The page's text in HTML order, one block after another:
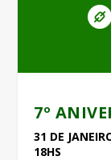
7º
31 DE
18HS